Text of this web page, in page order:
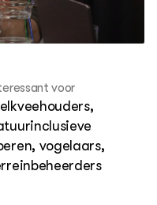
voor
vogelaars,